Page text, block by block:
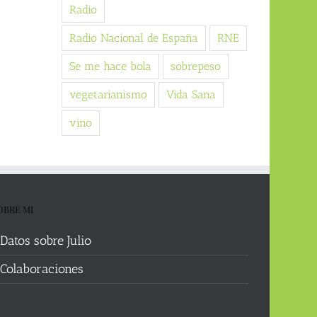
Radio
Radio Nacional de España RNE
Se me hace bola sobrepeso
vegetarianismo Vida Sana
vino
MI
Datos sobre Julio
Colaboraciones